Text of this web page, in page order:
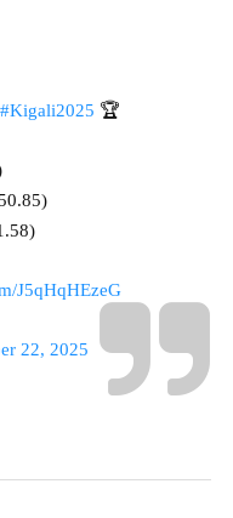
#Kigali2025 🏆
J5qHqHEzeG
22, 2025